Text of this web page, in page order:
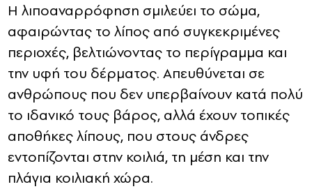
Η λιποαναρρόφηση σμιλεύει το σώμα,
αφαιρώντας το λίπος από συγκεκριμένες
περιοχές, βελτιώνοντας το περίγραμμα και
την υφή του δέρματος. Απευθύνεται σε
ανθρώπους που δεν υπερβαίνουν κατά πολύ
το ιδανικό τους βάρος, αλλά έχουν τοπικές
αποθήκες λίπους, που στους άνδρες
εντοπίζονται στην κοιλιά, τη μέση και την
πλάγια κοιλιακή χώρα.